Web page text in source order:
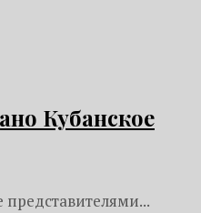
Кубанское
представителями...